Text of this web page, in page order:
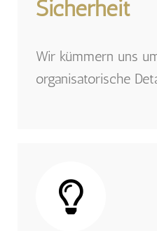
Sicherheit
Wir kümmern uns
organisatorische